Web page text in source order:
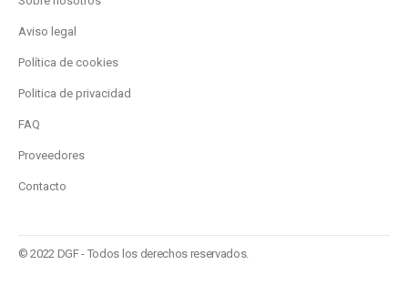
Aviso legal
Política de cookies
Politica de privacidad
FAQ
Proveedores
Contacto
© 2022 DGF - Todos los derechos reservados.